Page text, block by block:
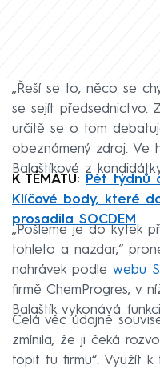
„Řeší se to, něco se
se sejít předsednictvo.
určitě se o tom
obeznámený zdroj. Ve
Balaštíkové z
K TÉMATU: Pět týdnů
Klíčové body, které
prosadila SOCDEM
„Pošleme je do kytek
tohleto a nazdar,“
nahrávek podle webu
firmě ChemProgres, v
Balaštík vykonává
Celá věc údajně
zmínila, že ji čeká
topit tu firmu“. Využít